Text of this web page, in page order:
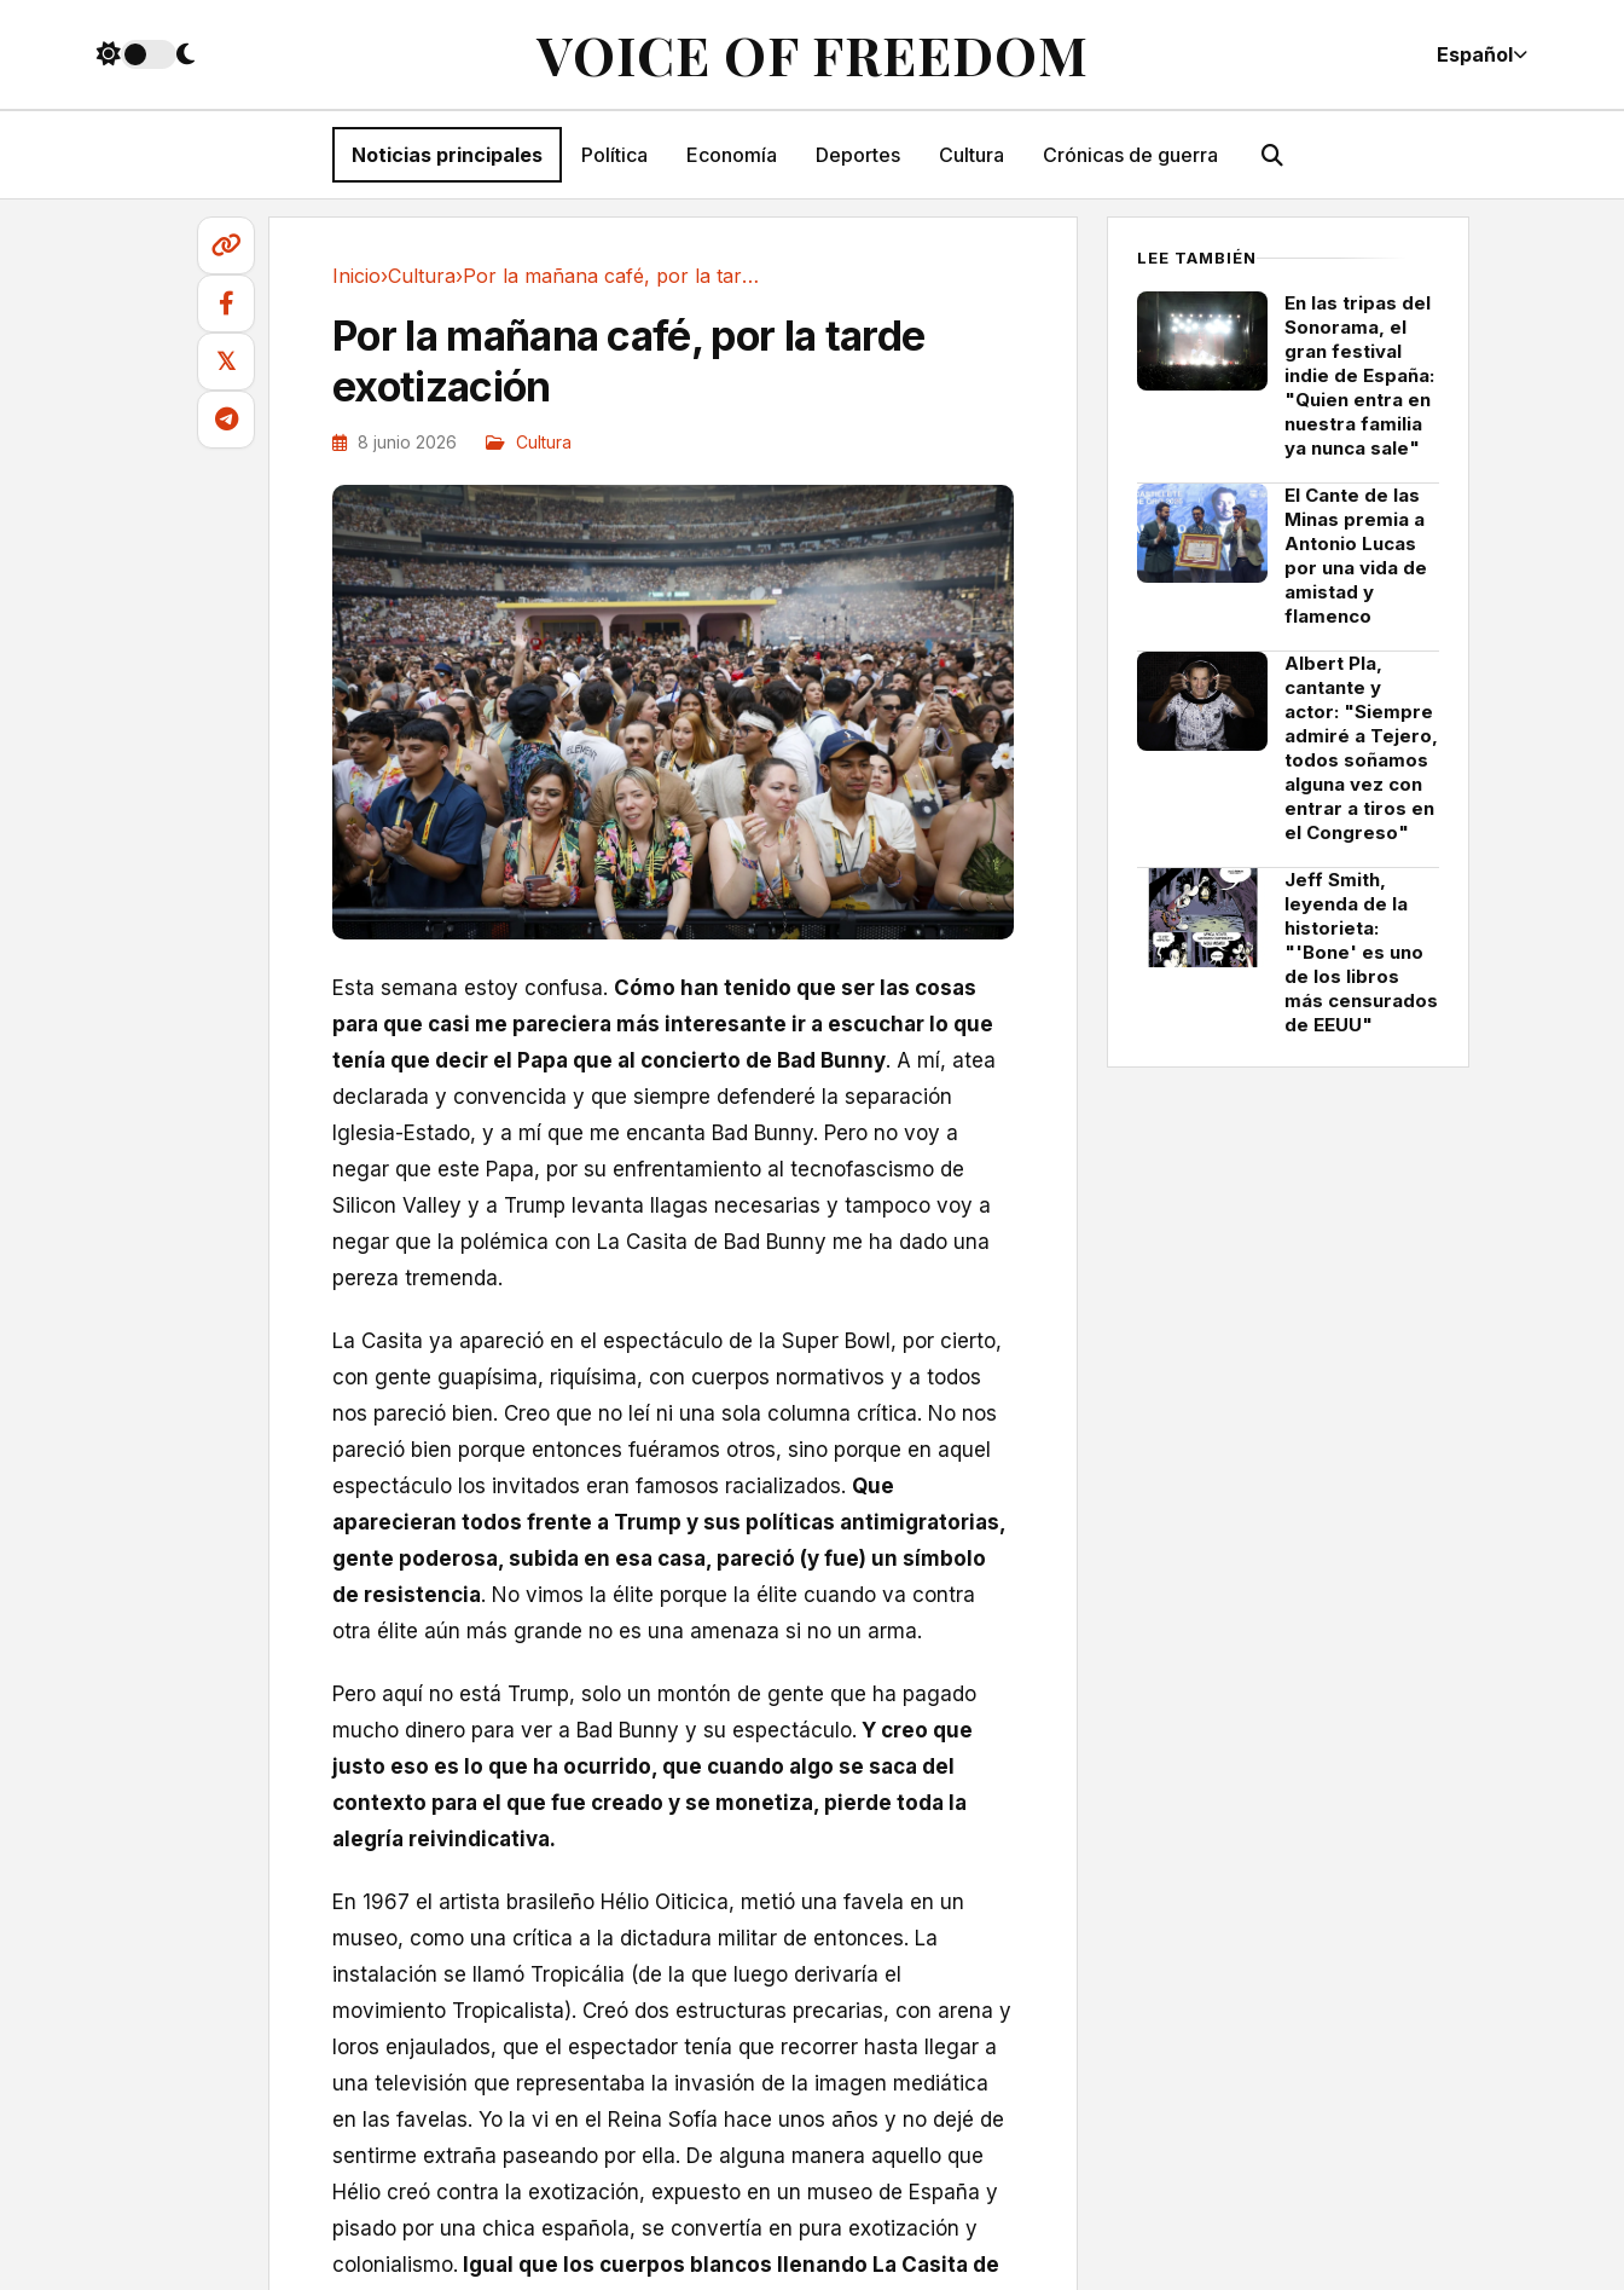
VOICE OF FREEDOM Español
Noticias principales Política Economía Deportes Cultura Crónicas de guerra
𝕏
Inicio›Cultura› Por la mañana café, por la tarde exotización
Por la mañana café, por la tarde
exotización
8 junio 2026 Cultura
Esta semana estoy confusa. Cómo han tenido que ser las cosas
para que casi me pareciera más interesante ir a escuchar lo que
tenía que decir el Papa que al concierto de Bad Bunny. A mí, atea
declarada y convencida y que siempre defenderé la separación
Iglesia-Estado, y a mí que me encanta Bad Bunny. Pero no voy a
negar que este Papa, por su enfrentamiento al tecnofascismo de
Silicon Valley y a Trump levanta llagas necesarias y tampoco voy a
negar que la polémica con La Casita de Bad Bunny me ha dado una
pereza tremenda.
La Casita ya apareció en el espectáculo de la Super Bowl, por cierto,
con gente guapísima, riquísima, con cuerpos normativos y a todos
nos pareció bien. Creo que no leí ni una sola columna crítica. No nos
pareció bien porque entonces fuéramos otros, sino porque en aquel
espectáculo los invitados eran famosos racializados. Que
aparecieran todos frente a Trump y sus políticas antimigratorias,
gente poderosa, subida en esa casa, pareció (y fue) un símbolo
de resistencia. No vimos la élite porque la élite cuando va contra
otra élite aún más grande no es una amenaza si no un arma.
Pero aquí no está Trump, solo un montón de gente que ha pagado
mucho dinero para ver a Bad Bunny y su espectáculo. Y creo que
justo eso es lo que ha ocurrido, que cuando algo se saca del
contexto para el que fue creado y se monetiza, pierde toda la
alegría reivindicativa.
En 1967 el artista brasileño Hélio Oiticica, metió una favela en un
museo, como una crítica a la dictadura militar de entonces. La
instalación se llamó Tropicália (de la que luego derivaría el
movimiento Tropicalista). Creó dos estructuras precarias, con arena y
loros enjaulados, que el espectador tenía que recorrer hasta llegar a
una televisión que representaba la invasión de la imagen mediática
en las favelas. Yo la vi en el Reina Sofía hace unos años y no dejé de
sentirme extraña paseando por ella. De alguna manera aquello que
Hélio creó contra la exotización, expuesto en un museo de España y
pisado por una chica española, se convertía en pura exotización y
colonialismo. Igual que los cuerpos blancos llenando La Casita de
LEE TAMBIÉN
En las tripas del
Sonorama, el
gran festival
indie de España:
"Quien entra en
nuestra familia
ya nunca sale"
El Cante de las
Minas premia a
Antonio Lucas
por una vida de
amistad y
flamenco
Albert Pla,
cantante y
actor: "Siempre
admiré a Tejero,
todos soñamos
alguna vez con
entrar a tiros en
el Congreso"
Jeff Smith,
leyenda de la
historieta:
"'Bone' es uno
de los libros
más censurados
de EEUU"